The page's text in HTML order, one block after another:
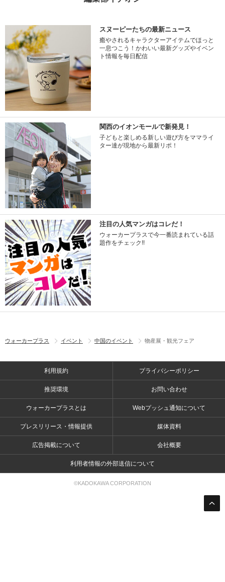
スヌーピーたちの最新ニュース
癒やされるキャラクターアイテムでほっと
一息つこう！かわいい最新グッズやイベン
ト情報を毎日配信
関西のイオンモールで新発見！
子どもと楽しめる新しい遊び方をママライ
ター達が現地から最新リポ！
注目の人気マンガはコレだ！
ウォーカープラスで今一番読まれている話
題作をチェック!!
ウォーカープラス イベント 中国のイベント 物産展・観光フェア
利用規約 プライバシーポリシー
推奨環境 お問い合わせ
ウォーカープラスとは Webプッシュ通知について
プレスリリース・情報提供 媒体資料
広告掲載について 会社概要
利用者情報の外部送信について
©KADOKAWA CORPORATION